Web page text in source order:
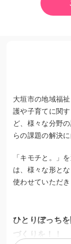
大垣市の地域福
護や子育てに関
ど、様々な分野
らの課題の解決
「キモチと。」
は、様々な形と
使わせていただき
ひとりぼっち
づくりを！！